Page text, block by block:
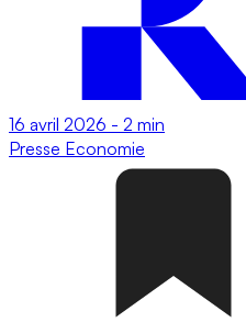
16 avril 2026 - 2 min
Presse Economie